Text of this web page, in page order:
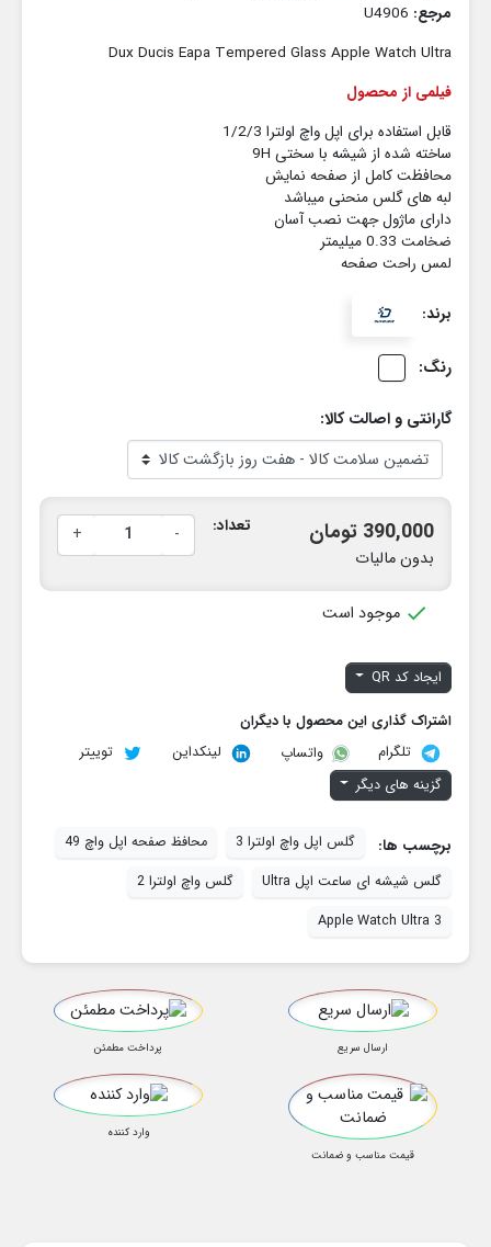
مرجع:
Dux Ducis Eapa Tempered Glass Apple Watch Ultra
فیلمی از محصول
قابل استفاده برای اپل واچ اولترا 1/2/3
ساخته شده از شیشه با سختی 9H
محافظت کامل از صفحه نمایش
لبه های گلس منحنی میباشد
دارای ماژول جهت نصب آسان
ضخامت 0.33 میلیمتر
لمس راحت صفحه
برند:
رنگ:
گارانتی و اصالت کالا:
390,000 تومان
بدون مالیات
تعداد: -
+
 موجود است
ایجاد کد QR
اشتراک گذاری این محصول با دیگران
تلگرام
واتساپ لینکداین
توییتر
گزینه های دیگر
برچسب ها: گلس اپل واچ اولترا 3
محافظ صفحه اپل واچ 49
گلس شیشه ای ساعت اپل Ultra
گلس واچ اولترا 2
Apple Watch Ultra 3
ارسال سریع پرداخت مطمئن
قیمت مناسب و ضمانت
وارد کننده